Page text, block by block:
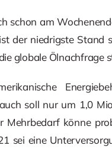
schon am
der niedrigste Stand
globale Ölnachfrage
soll nur um 1,0
Mehrbedarf könne
sei eine